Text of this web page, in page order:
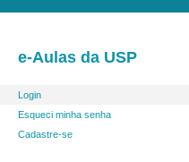
e-Aulas da USP
Login
Esqueci minha senha
Cadastre-se